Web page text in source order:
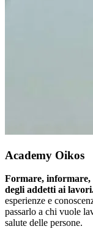
Academy Oikos
Formare, informare,
degli addetti ai
esperienze e
passarlo a chi vuole
salute delle persone.